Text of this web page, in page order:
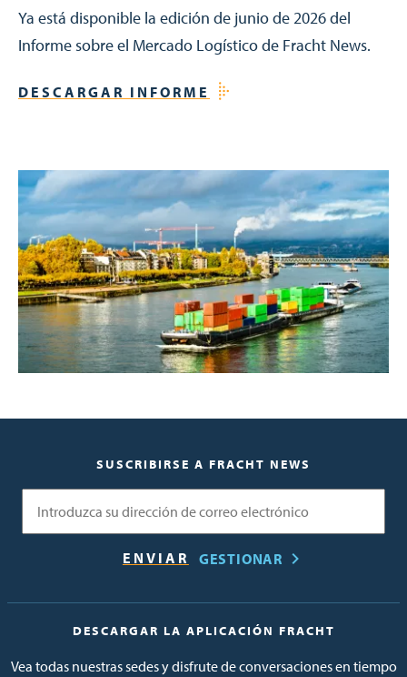
Ya está disponible la edición de junio de 2026 del
Informe sobre el Mercado Logístico de Fracht News.
DESCARGAR INFORME
SUSCRIBIRSE A FRACHT NEWS
GESTIONAR
DESCARGAR LA APLICACIÓN FRACHT
Vea todas nuestras sedes y disfrute de conversaciones en tiempo